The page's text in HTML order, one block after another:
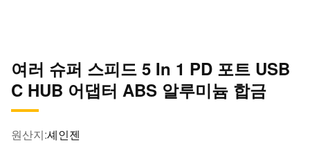
여러 슈퍼 스피드 5 In 1 PD 포트 USB
C HUB 어댑터 ABS 알루미늄 합금
원산지:셰인젠